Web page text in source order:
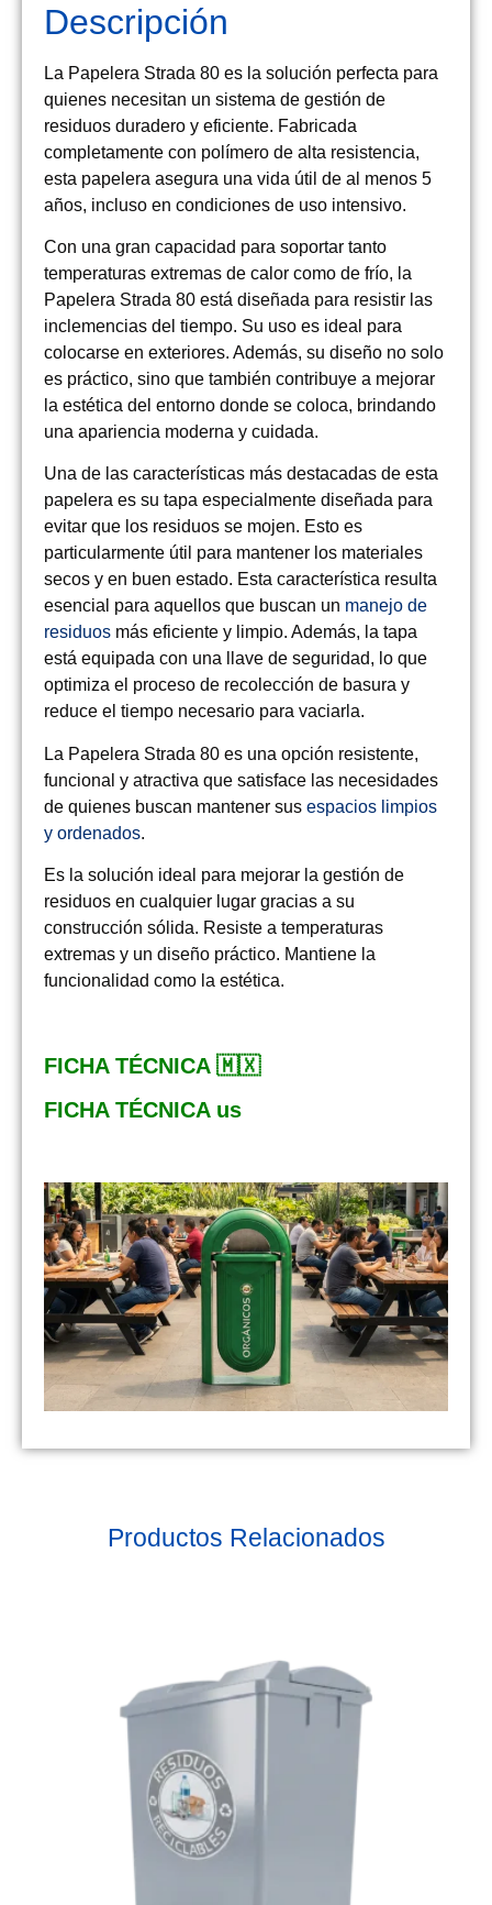
Descripción
La Papelera Strada 80 es la solución perfecta para
quienes necesitan un sistema de gestión de
residuos duradero y eficiente. Fabricada
completamente con polímero de alta resistencia,
esta papelera asegura una vida útil de al menos 5
años, incluso en condiciones de uso intensivo.
Con una gran capacidad para soportar tanto
temperaturas extremas de calor como de frío, la
Papelera Strada 80 está diseñada para resistir las
inclemencias del tiempo. Su uso es ideal para
colocarse en exteriores. Además, su diseño no solo
es práctico, sino que también contribuye a mejorar
la estética del entorno donde se coloca, brindando
una apariencia moderna y cuidada.
Una de las características más destacadas de esta
papelera es su tapa especialmente diseñada para
evitar que los residuos se mojen. Esto es
particularmente útil para mantener los materiales
secos y en buen estado. Esta característica resulta
esencial para aquellos que buscan un manejo de
residuos más eficiente y limpio. Además, la tapa
está equipada con una llave de seguridad, lo que
optimiza el proceso de recolección de basura y
reduce el tiempo necesario para vaciarla.
La Papelera Strada 80 es una opción resistente,
funcional y atractiva que satisface las necesidades
de quienes buscan mantener sus espacios limpios
y ordenados.
Es la solución ideal para mejorar la gestión de
residuos en cualquier lugar gracias a su
construcción sólida. Resiste a temperaturas
extremas y un diseño práctico. Mantiene la
funcionalidad como la estética.
FICHA TÉCNICA 🇲🇽
FICHA TÉCNICA us
Productos Relacionados